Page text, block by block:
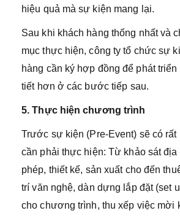
hiệu quả mà sự kiện mang lại.
Sau khi khách hàng thống nhất và
mục thực hiện, công ty tổ chức sự
hàng cần ký hợp đồng để phát
tiết hơn ở các bước tiếp sau.
5. Thực hiện chương trình
Trước sự kiện (Pre-Event) sẽ có rất
cần phải thực hiện: Từ khảo sát địa
phép, thiết kế, sản xuất cho đến
trí văn nghệ, dàn dựng lắp đặt (set
cho chương trình, thu xếp việc mời